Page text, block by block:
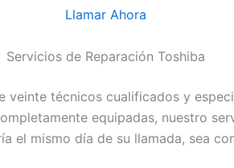
Llamar Ahora
Servicios de Reparación Toshiba
veinte técnicos cualificados y
equipadas, nuestro
el mismo día de su llamada, sea